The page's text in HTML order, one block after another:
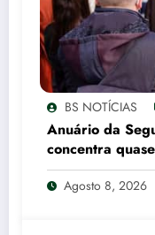
BS NOTÍCIAS
Anuário da
concentra
tráfico de
em 2025
Agosto 8, 2026